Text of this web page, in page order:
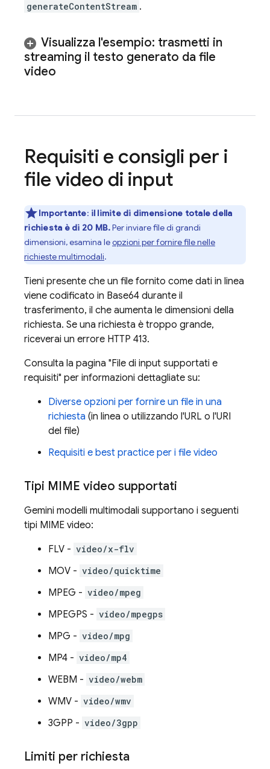
generateContentStream .
Visualizza l'esempio: trasmetti in
streaming il testo generato da file
video
Requisiti e consigli per i
file video di input
Importante: il limite di dimensione totale della
richiesta è di 20 MB.Per inviare file di grandi
dimensioni, esamina leopzioni per fornire file nelle
richieste multimodali.
Tieni presente che un file fornito come dati in linea
viene codificato in Base64 durante il
trasferimento, il che aumenta le dimensioni della
richiesta. Se una richiesta è troppo grande,
riceverai un errore HTTP 413.
Consulta la pagina "File di input supportati e
requisiti" per informazioni dettagliate su:
Diverse opzioni per fornire un file in una
richiesta (in linea o utilizzando l'URL o l'URI
del file)
Requisiti e best practice per i file video
Tipi MIME video supportati
Gemini modelli multimodali supportano i seguenti
tipi MIME video:
FLV - video/x-flv
MOV - video/quicktime
MPEG - video/mpeg
MPEGPS - video/mpegps
MPG - video/mpg
MP4 - video/mp4
WEBM - video/webm
WMV - video/wmv
3GPP - video/3gpp
Limiti per richiesta